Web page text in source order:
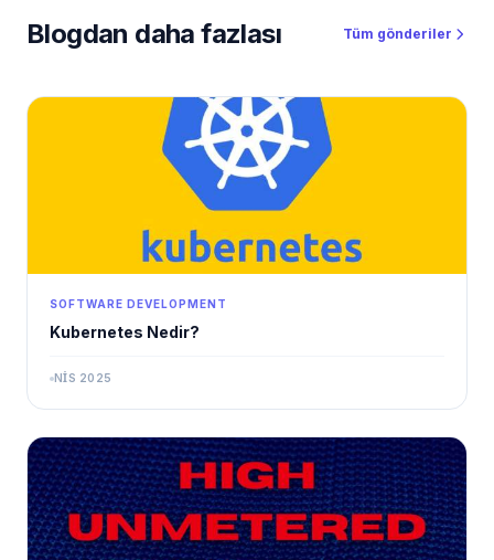
Blogdan daha fazlası Tüm gönderiler
SOFTWARE DEVELOPMENT
Kubernetes Nedir?
NIS 2025